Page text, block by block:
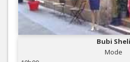
Bubi Sheli
Mode